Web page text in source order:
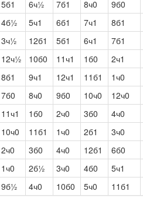
5б1 6ч½ 7б1 8ч0 9б0
4б½ 5ч1 6б1 7ч1 8б1
3ч½ 12б1 5б1 6ч1 7б1
12ч½ 10б0 11ч1 1б0 2ч1
8б1 9ч1 12ч1 11б1 1ч0
7б0 8ч0 9б0 10ч0 12ч0
11ч1 1б0 2ч0 3б0 4ч0
10ч0 11б1 1ч0 2б1 3ч0
2ч0 3б0 4ч0 12б1 6б0
1ч0 2б½ 3ч0 4б0 5ч1
9б½ 4ч0 10б0 5ч0 11б1